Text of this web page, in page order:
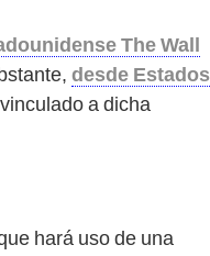
The Wall
desde Estados
a dicha
hará uso de una